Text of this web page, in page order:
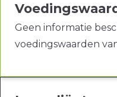
Geen informatie
voedingswaarden